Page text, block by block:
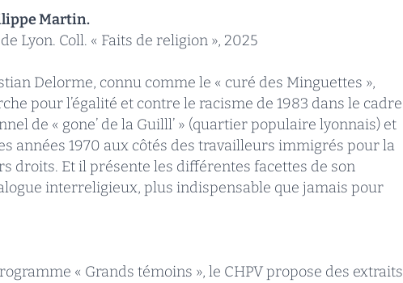
Martin.
Lyon. Coll. « Faits de religion », 2025
Delorme, connu comme le « curé des Minguettes »,
pour l’égalité et contre le racisme de 1983 dans le cadre
de « gone’ de la Guilll’ » (quartier populaire lyonnais) et
années 1970 aux côtés des travailleurs immigrés pour la
droits. Et il présente les différentes facettes de son
interreligieux, plus indispensable que jamais pour
« Grands témoins », le CHPV propose des extraits